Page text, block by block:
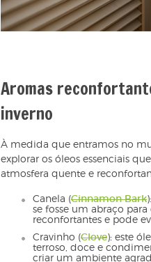
Aromas
inverno
À medida que entramos no
explorar os óleos essenciais
atmosfera quente e
Canela (Cinnamon Bark
se fosse um abraço
reconfortantes e pode
Cravinho (Clove): este
terroso, doce e
criar um ambiente